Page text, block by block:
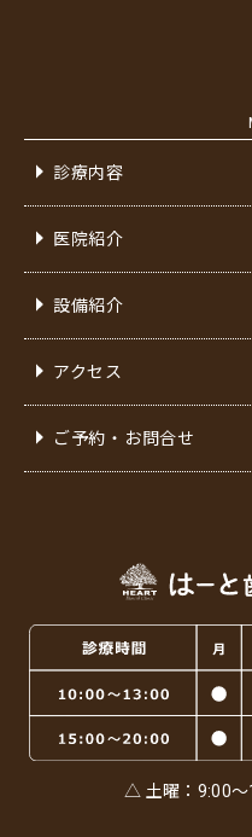
診療内容
医院紹介
設備紹介
アクセス
ご予約・お問合せ
△ 土曜：9:00～